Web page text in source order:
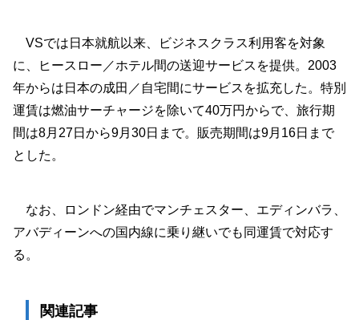
VSでは日本就航以来、ビジネスクラス利用客を対象
に、ヒースロー／ホテル間の送迎サービスを提供。2003
年からは日本の成田／自宅間にサービスを拡充した。特別
運賃は燃油サーチャージを除いて40万円からで、旅行期
間は8月27日から9月30日まで。販売期間は9月16日まで
とした。
なお、ロンドン経由でマンチェスター、エディンバラ、
アバディーンへの国内線に乗り継いでも同運賃で対応す
る。
関連記事